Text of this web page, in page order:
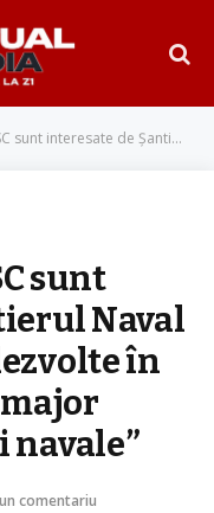
Vor să dezvolte în România un „hub major pentru construcţii navale”
sunt
Naval
în
comentariu